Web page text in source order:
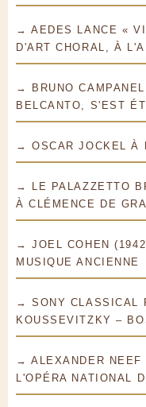
→ AEDES LANCE «
D'ART CHORAL, À
→ BRUNO
BELCANTO, S'EST
→ OSCAR JOCKEL À
→ LE PALAZZETTO
À CLÉMENCE DE
→ JOEL COHEN
MUSIQUE ANCIENNE
→ SONY CLASSICAL
KOUSSEVITZKY –
→ ALEXANDER NEEF
L'OPÉRA NATIONAL